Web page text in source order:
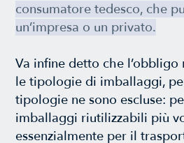
consumatore tedesco, che
un’impresa o un privato.
Va infine detto che
le tipologie di imballaggi,
tipologie ne sono escluse:
imballaggi riutilizzabili più
essenzialmente per il